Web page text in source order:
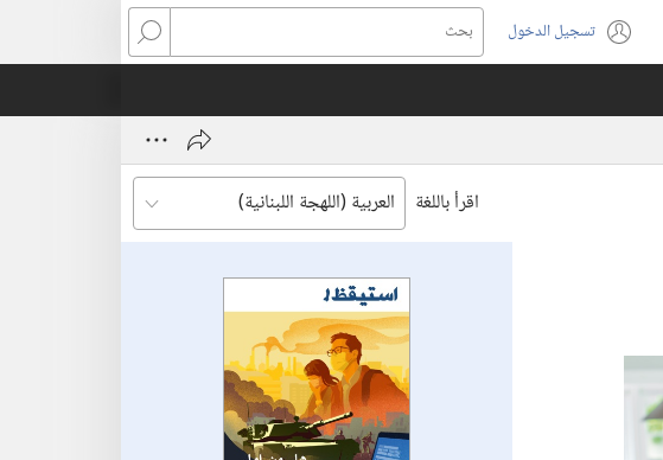
تسجيل الدخول
(يفتح
نافذة
بحث
اقرأ باللغة